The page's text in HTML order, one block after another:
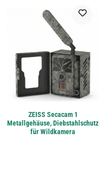
ZEISS Secacam 1
Metallgehäuse, Diebstahlschutz
für Wildkamera